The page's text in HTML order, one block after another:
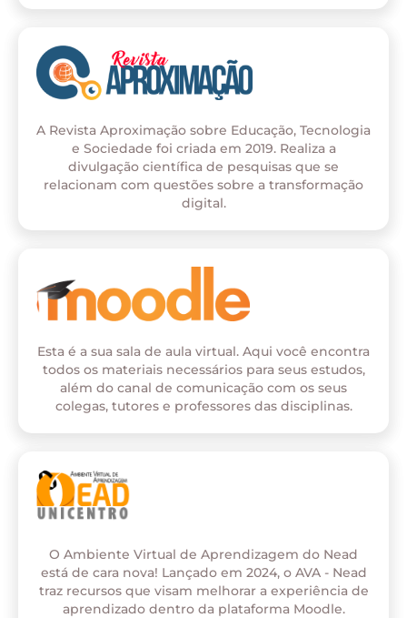
A Revista Aproximação sobre Educação, Tecnologia
e Sociedade foi criada em 2019. Realiza a
divulgação científica de pesquisas que se
relacionam com questões sobre a transformação
digital.
Esta é a sua sala de aula virtual. Aqui você encontra
todos os materiais necessários para seus estudos,
além do canal de comunicação com os seus
colegas, tutores e professores das disciplinas.
O Ambiente Virtual de Aprendizagem do Nead
está de cara nova! Lançado em 2024, o AVA - Nead
traz recursos que visam melhorar a experiência de
aprendizado dentro da plataforma Moodle.